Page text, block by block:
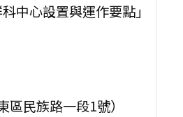
中心設置與運作要點」
民族路一段1號）